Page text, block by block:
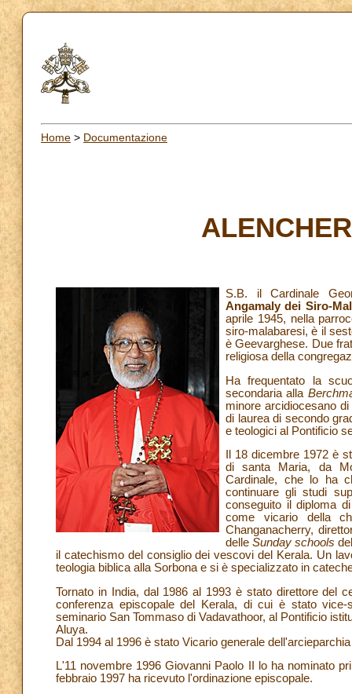
Home > Documentazione
S.B. il Cardinale
Angamaly dei Siro-
aprile 1945, nella
siro-malabaresi, è il
è Geevarghese. Due
religiosa della
Ha frequentato la
secondaria alla
minore arcidiocesano
di laurea di secondo
e teologici al Pontificio
Il 18 dicembre 1972 è
di santa Maria, da
Cardinale, che lo ha
continuare gli studi
conseguito il diploma
come vicario della
Changanacherry,
delle Sunday schools
il catechismo del consiglio dei vescovi del Kerala. Un
teologia biblica alla Sorbona e si è specializzato in
Tornato in India, dal 1986 al 1993 è stato direttore del
conferenza episcopale del Kerala, di cui è stato
seminario San Tommaso di Vadavathoor, al Pontificio
Aluya.
Dal 1994 al 1996 è stato Vicario generale
L'11 novembre 1996 Giovanni Paolo II lo ha nominato
febbraio 1997 ha ricevuto l'ordinazione episcopale.